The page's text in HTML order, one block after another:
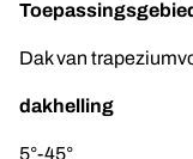
Dak van
dakhelling
5°-45°